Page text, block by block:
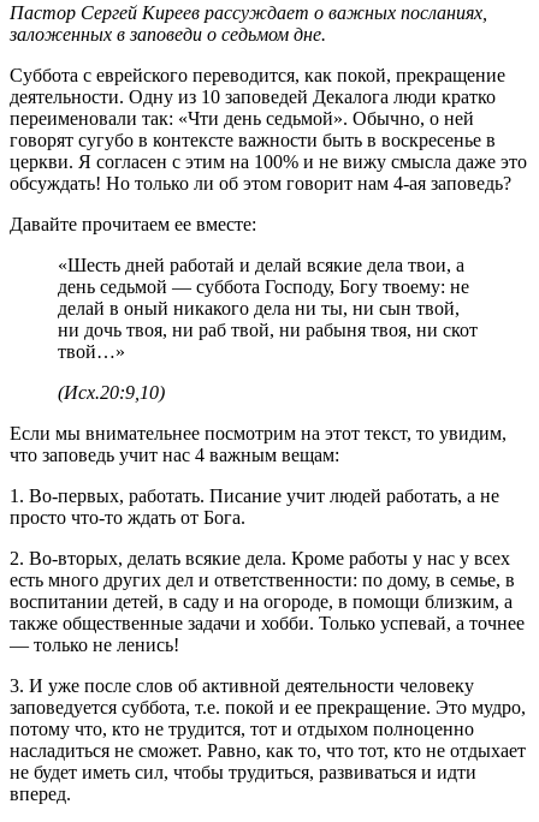
Пастор Сергей Киреев рассуждает о важных посланиях,
заложенных в заповеди о седьмом дне.
Суббота с еврейского переводится, как покой, прекращение
деятельности. Одну из 10 заповедей Декалога люди кратко
переименовали так: «Чти день седьмой». Обычно, о ней
говорят сугубо в контексте важности быть в воскресенье в
церкви. Я согласен с этим на 100% и не вижу смысла даже это
обсуждать! Но только ли об этом говорит нам 4-ая заповедь?
Давайте прочитаем ее вместе:
«Шесть дней работай и делай всякие дела твои, а
день седьмой — суббота Господу, Богу твоему: не
делай в оный никакого дела ни ты, ни сын твой,
ни дочь твоя, ни раб твой, ни рабыня твоя, ни скот
твой…»
(Исх.20:9,10)
Если мы внимательнее посмотрим на этот текст, то увидим,
что заповедь учит нас 4 важным вещам:
1. Во-первых, работать. Писание учит людей работать, а не
просто что-то ждать от Бога.
2. Во-вторых, делать всякие дела. Кроме работы у нас у всех
есть много других дел и ответственности: по дому, в семье, в
воспитании детей, в саду и на огороде, в помощи близким, а
также общественные задачи и хобби. Только успевай, а точнее
— только не ленись!
3. И уже после слов об активной деятельности человеку
заповедуется суббота, т.е. покой и ее прекращение. Это мудро,
потому что, кто не трудится, тот и отдыхом полноценно
насладиться не сможет. Равно, как то, что тот, кто не отдыхает
не будет иметь сил, чтобы трудиться, развиваться и идти
вперед.